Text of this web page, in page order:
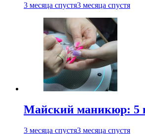
3 месяца спустя3 месяца спустя
Майский маникюр: 5
3 месяца спустя3 месяца спустя